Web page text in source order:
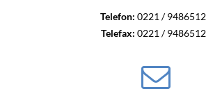
Telefon: 0221 /
Telefax: 0221 /